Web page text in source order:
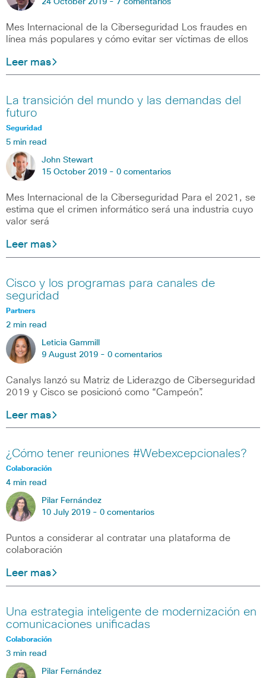
Mes Internacional de la Ciberseguridad Los fraudes en
línea más populares y cómo evitar ser víctimas de ellos
Leer mas
La transición del mundo y las demandas del
futuro
Seguridad
5 min read
John Stewart
15 October 2019 - 0 comentarios
Mes Internacional de la Ciberseguridad Para el 2021, se
estima que el crimen informático será una industria cuyo
valor será
Leer mas
Cisco y los programas para canales de
seguridad
Partners
2 min read
Leticia Gammill
9 August 2019 - 0 comentarios
Canalys lanzó su Matriz de Liderazgo de Ciberseguridad
2019 y Cisco se posicionó como “Campeón”.
Leer mas
¿Cómo tener reuniones #Webexcepcionales?
Colaboración
4 min read
Pilar Fernández
10 July 2019 - 0 comentarios
Puntos a considerar al contratar una plataforma de
colaboración
Leer mas
Una estrategia inteligente de modernización en
comunicaciones unificadas
Colaboración
3 min read
Pilar Fernández